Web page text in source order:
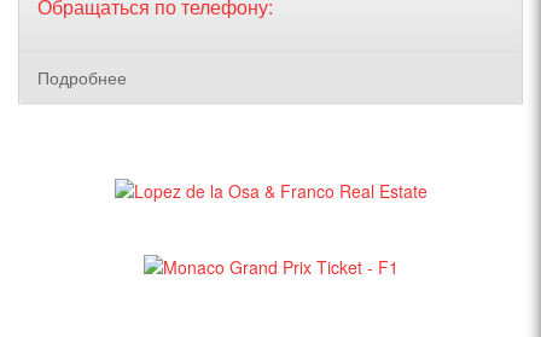
Обращаться по телефону:
Подробнее